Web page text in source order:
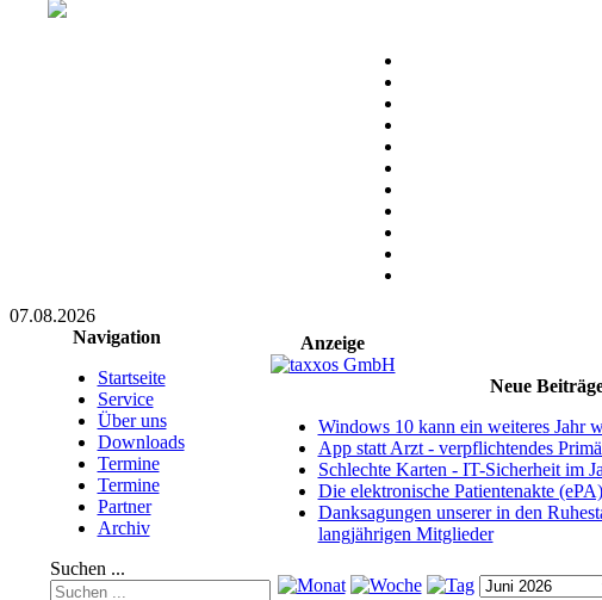
07.08.2026
Navigation
Startseite
Service
Über uns
Downloads
Termine
Termine
Partner
Archiv
Suchen ...
Anzeige
Neue
Windows 10 kann ein weiteres Jahr
App statt Arzt - verpflichtendes
Schlechte Karten - IT-Sicherheit im
Die elektronische Patientenakte
Danksagungen unserer in den
langjährigen Mitglieder